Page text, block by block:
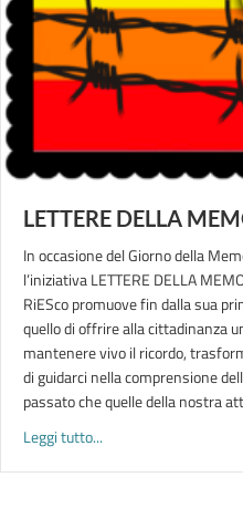
LETTERE DELLA
In occasione del Giorno della
l’iniziativa LETTERE DELLA
RiESco promuove fin dalla sua
quello di offrire alla cittadinanza
mantenere vivo il ricordo,
di guidarci nella comprensione
passato che quelle della nostra
Leggi tutto...